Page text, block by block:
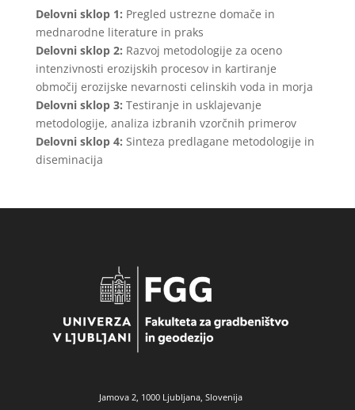
Delovni sklop 1: Pregled ustrezne domače in
mednarodne literature in praks
Delovni sklop 2: Razvoj metodologije za oceno
intenzivnosti erozijskih procesov in kartiranje
območij erozijske nevarnosti celinskih voda in morja
Delovni sklop 3: Testiranje in usklajevanje
metodologije, analiza izbranih vzorčnih primerov
Delovni sklop 4: Sinteza predlagane metodologije in
diseminacija
Jamova 2, 1000 Ljubljana, Slovenija